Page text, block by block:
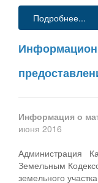
Подробнее...
Информация о
июня 2016
Администрация
Земельным
земельного